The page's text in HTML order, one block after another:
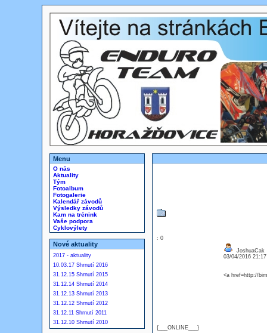
Menu
O nás
Aktuality
Tým
Fotoalbum
Fotogalerie
Kalendář závodů
Výsledky závodů
Kam na trénink
Vaše podpora
Cyklovýlety
Nové aktuality
2017 - aktuality
10.03.17 Shrnutí 2016
31.12.15 Shrnutí 2015
31.12.14 Shrnutí 2014
31.12.13 Shrnutí 2013
31.12.12 Shrnutí 2012
31.12.11 Shrnutí 2011
31.12.10 Shrnutí 2010
: 0
{___ONLINE___}
JoshuaCak
03/04/2016
<a href=http://